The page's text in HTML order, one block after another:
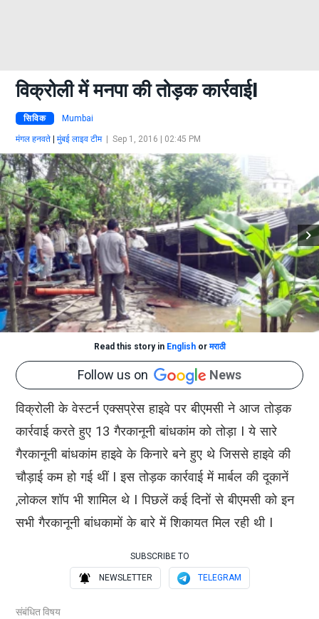
विक्रोली में मनपा की तोड़क कार्रवाईI
सिविक Mumbai
मंगल हनवते | मुंबई लाइव टीम| Sep 1, 2016 | 02:45 PM
Read this story in Englishorमराठी
Follow us on News
विक्रोली के वेस्टर्न एक्सप्रेस हाइवे पर बीएमसी ने आज तोड़क
कार्रवाई करते हुए 13 गैरकानूनी बांधकांम को तोड़ा I ये सारे
गैरकानूनी बांधकांम हाइवे के किनारे बने हुए थे जिससे हाइवे की
चौड़ाई कम हो गई थीं I इस तोड़क कार्रवाई में मार्बल की दूकानें
,लोकल शॉप भी शामिल थे I पिछलें कई दिनों से बीएमसी को इन
सभी गैरकानूनी बांधकामों के बारे में शिकायत मिल रही थी I
SUBSCRIBE TO
NEWSLETTER TELEGRAM
संबंधित विषय